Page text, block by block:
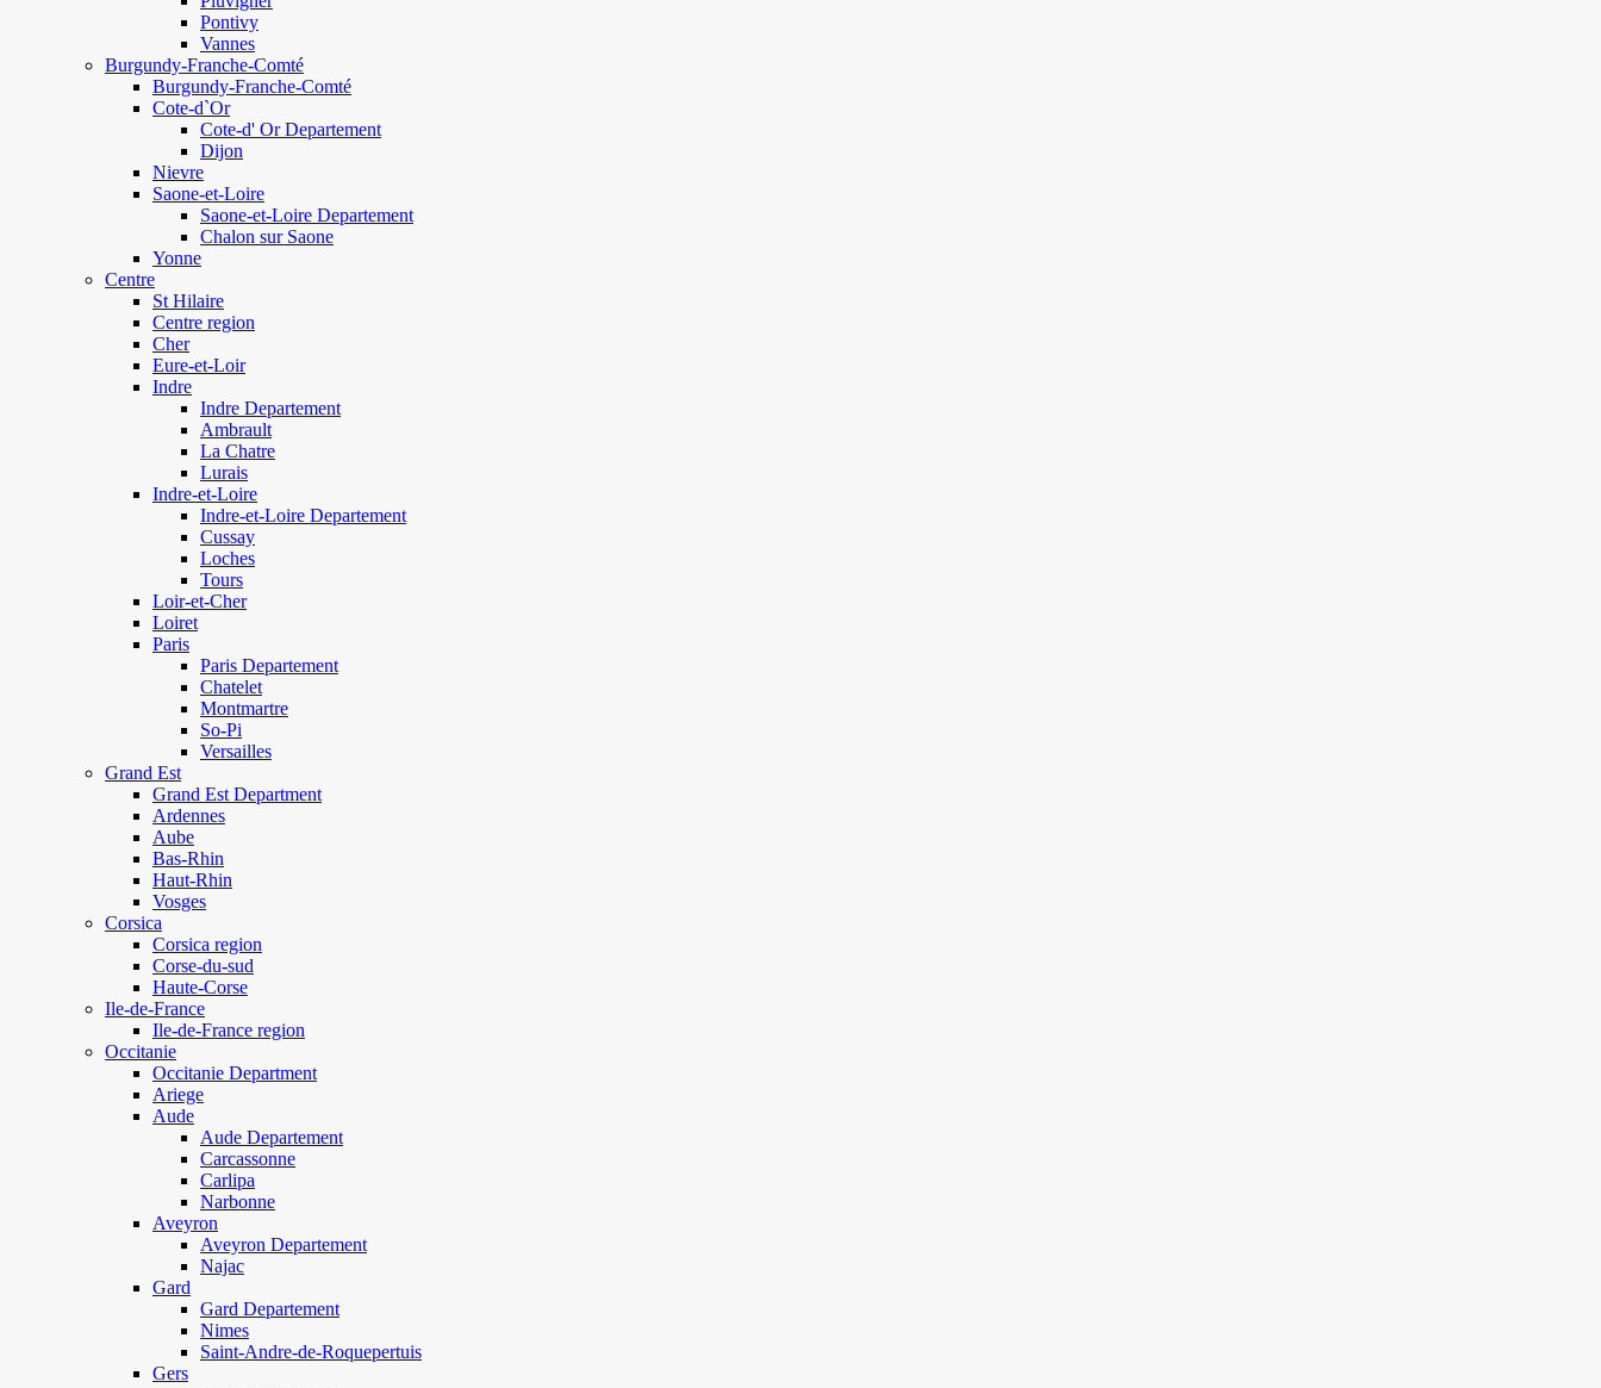
Pontivy
Vannes
Burgundy-Franche-Comté
Burgundy-Franche-Comté
Cote-d`Or
Cote-d' Or Departement
Dijon
Nievre
Saone-et-Loire
Saone-et-Loire Departement
Chalon sur Saone
Yonne
Centre
St Hilaire
Centre region
Cher
Eure-et-Loir
Indre
Indre Departement
Ambrault
La Chatre
Lurais
Indre-et-Loire
Indre-et-Loire Departement
Cussay
Loches
Tours
Loir-et-Cher
Loiret
Paris
Paris Departement
Chatelet
Montmartre
So-Pi
Versailles
Grand Est
Grand Est Department
Ardennes
Aube
Bas-Rhin
Haut-Rhin
Vosges
Corsica
Corsica region
Corse-du-sud
Haute-Corse
Ile-de-France
Ile-de-France region
Occitanie
Occitanie Department
Ariege
Aude
Aude Departement
Carcassonne
Carlipa
Narbonne
Aveyron
Aveyron Departement
Najac
Gard
Gard Departement
Nimes
Saint-Andre-de-Roquepertuis
Gers